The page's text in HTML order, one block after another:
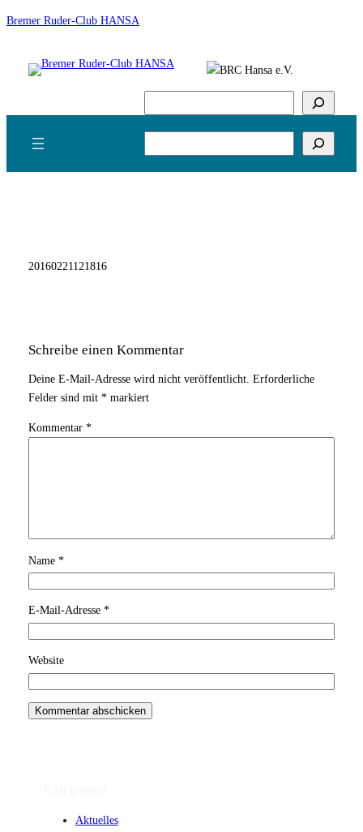
Zum
springen
Bremer Ruder-Club HANSA
20160221121816
Schreibe einen Kommentar
Deine E-Mail-Adresse wird nicht veröffentlicht. Erforderliche
Felder sind mit *markiert
Kommentar *
Name *
E-Mail-Adresse *
Website
Aktuelles